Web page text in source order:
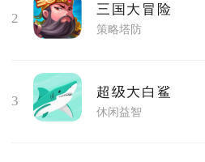
2
三国大冒险
策略塔防
3
超级大白鲨
休闲益智